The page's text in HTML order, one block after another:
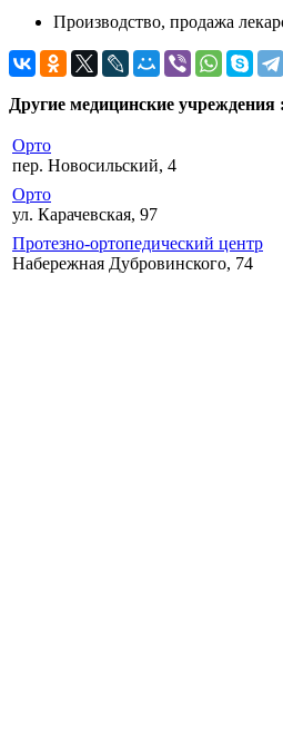
Производство, продажа
Другие медицинские учреждения :
Орто
пер. Новосильский, 4
Орто
ул. Карачевская, 97
Протезно-ортопедический центр
Набережная Дубровинского, 74